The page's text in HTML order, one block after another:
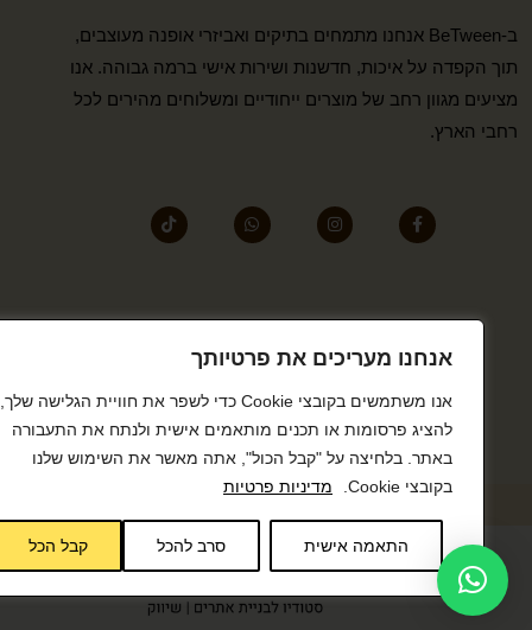
אנחנו מעריכים את פרטיותך
אנו משתמשים בקובצי Cookie כדי לשפר את חוויית הגלישה שלך,
להציג פרסומות או תכנים מותאמים אישית ולנתח את התעבורה
באתר. בלחיצה על "קבל הכול", אתה מאשר את השימוש שלנו
בקובצי Cookie.
מדיניות פרטיות
התאמה אישית סרב להכל קבל הכל
ב-BeTween אנחנו מתמחים בתיקים ואביזרי אופנה מעוצבים,
תוך הקפדה על איכות, חדשנות ושירות אישי ברמה גבוהה. אנו
מציעים מגוון רחב של מוצרים ייחודיים ומשלוחים מהירים לכל
רחבי הארץ.